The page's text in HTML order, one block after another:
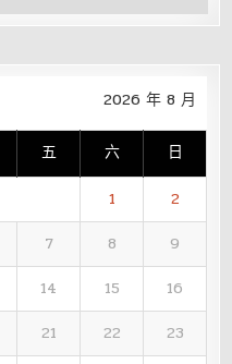
2026 年 8 月
五 六 日
1
2
7 8
9
14 15
16
21 22
23